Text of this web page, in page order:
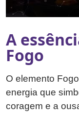
A
Fogo
O elemento
energia que
coragem e a